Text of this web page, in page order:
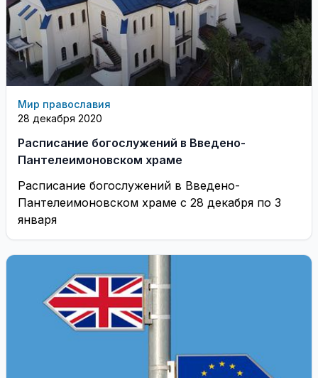
Мир православия
28 декабря 2020
Расписание богослужений в Введено-
Пантелеимоновском храме
Расписание богослужений в Введено-
Пантелеимоновском храме с 28 декабря по 3
января